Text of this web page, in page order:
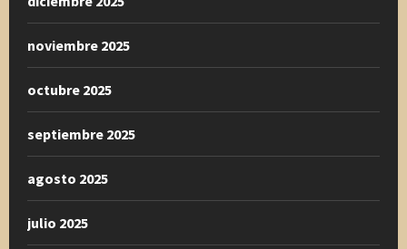
noviembre 2025
octubre 2025
septiembre 2025
agosto 2025
julio 2025